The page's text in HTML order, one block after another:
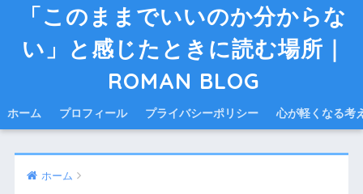
「このままでいいのか分からな
い」と感じたときに読む場所｜
ROMAN BLOG
ホーム プロフィール プライバシーポリシー 心が軽くなる考
ホーム